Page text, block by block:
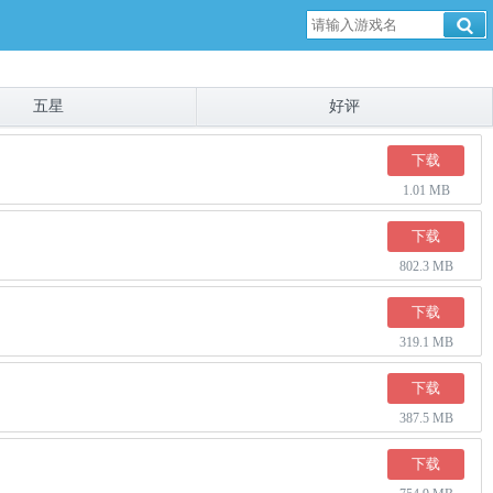
五星 好评
下载
1.01 MB
下载
802.3 MB
下载
319.1 MB
下载
387.5 MB
下载